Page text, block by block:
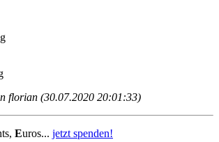
florian (30.07.2020 20:01:33)
Euros... jetzt spenden!